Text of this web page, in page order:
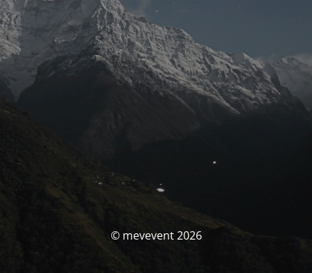
© mevevent 2026